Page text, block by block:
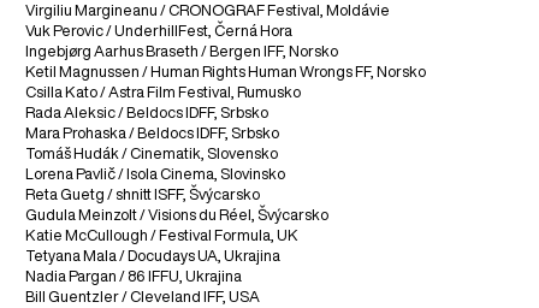
Virgiliu Margineanu / CRONOGRAF Festival, Moldávie
Vuk Perovic / UnderhillFest, Černá Hora
Ingebjørg Aarhus Braseth / Bergen IFF, Norsko
Ketil Magnussen / Human Rights Human Wrongs FF, Norsko
Csilla Kato / Astra Film Festival, Rumusko
Rada Aleksic / Beldocs IDFF, Srbsko
Mara Prohaska / Beldocs IDFF, Srbsko
Tomáš Hudák / Cinematik, Slovensko
Lorena Pavlič / Isola Cinema, Slovinsko
Reta Guetg / shnitt ISFF, Švýcarsko
Gudula Meinzolt / Visions du Réel, Švýcarsko
Katie McCullough / Festival Formula, UK
Tetyana Mala / Docudays UA, Ukrajina
Nadia Pargan / 86 IFFU, Ukrajina
Bill Guentzler / Cleveland IFF, USA